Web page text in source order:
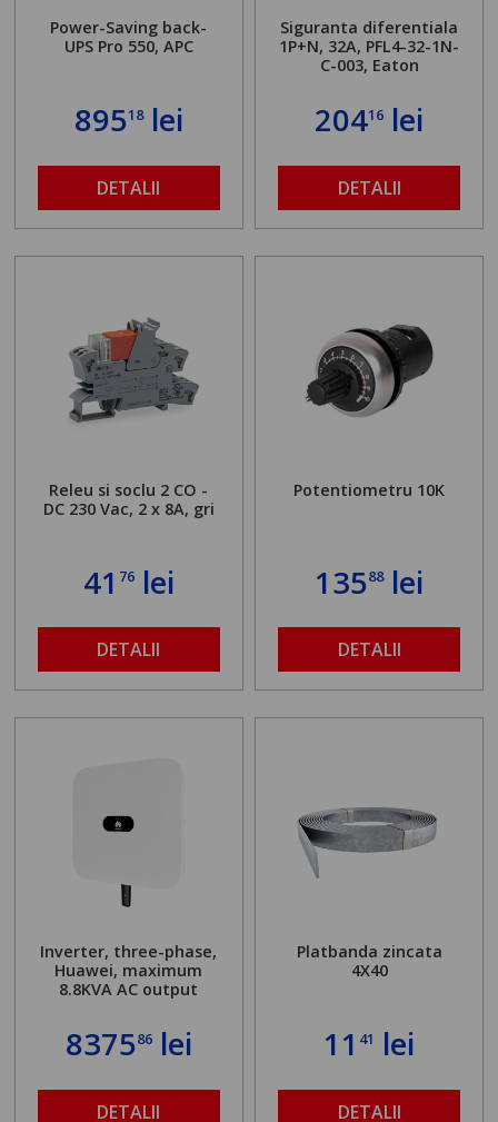
Power-Saving back-
UPS Pro 550, APC
89518lei
DETALII
Siguranta diferentiala
1P+N, 32A, PFL4-32-1N-
C-003, Eaton
20416 lei
DETALII
Releu si soclu 2 CO -
DC 230 Vac, 2 x 8A, gri
41 76lei
DETALII
Potentiometru 10K
13588lei
DETALII
Inverter, three-phase,
Huawei, maximum
8.8KVA AC output
837586lei
DETALII
Platbanda zincata
4X40
11 41 lei
DETALII